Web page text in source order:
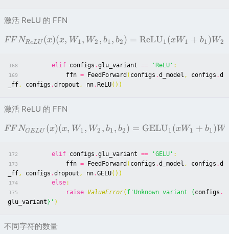
激活 ReLU 的 FFN
FF NReLU (x)(x, W1 , W2 , b1 , b2 ) = ReLU1 (xW1 + b1 )W2
168 elif configs .glu_variant == 'ReLU' :
169 ffn = FeedForward ( configs .d_model , configs .d
_ff, configs .dropout , nn. ReLU())
激活 ReLU 的 FFN
FF NGELU (x)(x, W1 , W2 , b1 , b2 ) = GELU1 (xW1 + b1 )W
172 elif configs .glu_variant == 'GELU' :
173 ffn = FeedForward ( configs .d_model , configs .d
_ff, configs .dropout , nn.GELU())
174 else:
175 raise ValueError( f 'Unknown variant { configs .
glu_variant } ' )
不同字符的数量